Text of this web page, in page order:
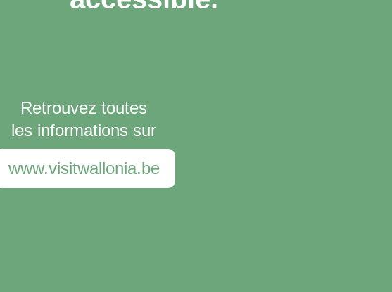
Retrouvez toutes
les informations sur
www.visitwallonia.be